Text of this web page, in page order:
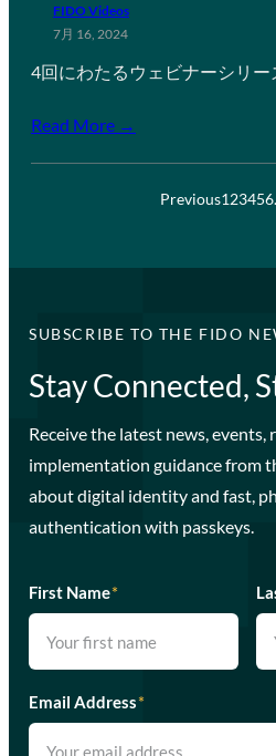
FIDO Videos
7月 16, 2024
4回にわたるウェビナーシリー
Read More →
Previous123456
SUBSCRIBE TO THE FIDO
Stay Connected,
Receive the latest news, events,
implementation guidance from
about digital identity and fast,
authentication with passkeys.
First Name*
Email Address*